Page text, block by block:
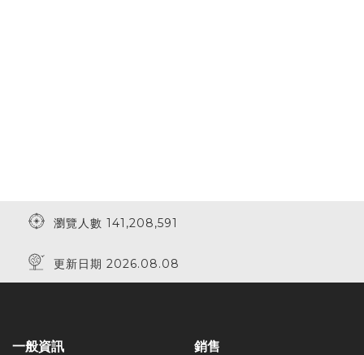
瀏覽人數 141,208,591
更新日期 2026.08.08
一般資訊 銷售